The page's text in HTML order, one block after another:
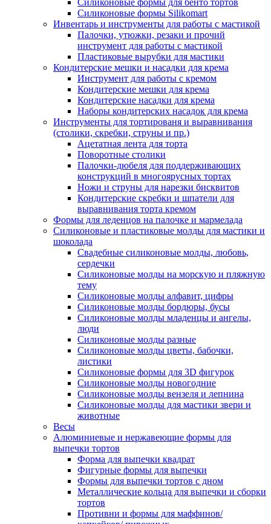
Силиконовые формы для бенто тортов
Силиконовые формы Silikomart
Инвентарь и инструменты для работы с мастикой
Палочки, утюжки, резаки и прочий
инструмент для работы с мастикой
Пластиковые вырубки для мастики
Кондитерские мешки и насадки для крема
Инструмент для работы с кремом
Кондитерские мешки для крема
Кондитерские насадки для крема
Наборы кондитерских насадок для крема
Инструменты для тортированя и выравнивания
(столики, скребки, струны и пр.)
Ацетатная лента для торта
Поворотные столики
Палочки-дюбеля для поддерживающих
конструкций в многоярусных тортах
Ножи и струны для нарезки бисквитов
Кондитерские скребки и шпатели для
выравнивания торта кремом
Формы для леденцов на палочке и мармелада
Силиконовые и пластиковые молды для мастики и
шоколада
Свадебные силиконовые молды, любовь,
сердечки
Силиконовые молды на морскую и пляжную
тему
Силиконовые молды алфавит, цифры
Силиконовые молды бордюры, бусы
Силиконовые молды младенцы и ангелы,
люди
Силиконовые молды разные
Силиконовые молды цветы, бабочки,
листики
Силиконовые формы для 3D фигурок
Силиконовые молды новогодние
Силиконовые молды вензеля и лепнина
Силиконовые молды для мастики звери и
животные
Весы
Алюминиевые и нержавеющие формы для
выпечки тортов
Форма для выпечки квадрат
Фигурные формы для выпечки
Формы для выпечки тортов с дном
Металлические кольца для выпечки и сборки
тортов
Противни и формы для маффинов/